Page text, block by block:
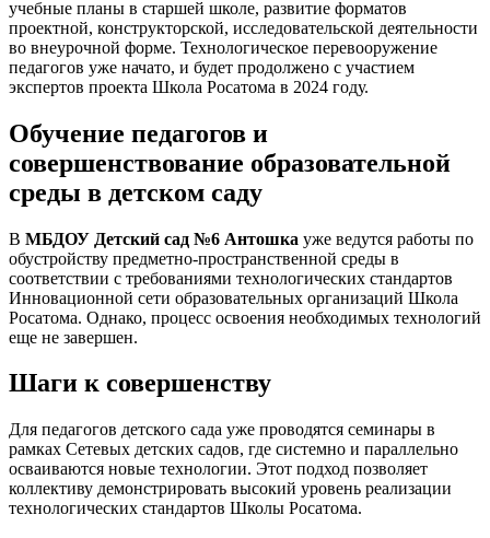
учебные планы в старшей школе, развитие форматов
проектной, конструкторской, исследовательской деятельности
во внеурочной форме. Технологическое перевооружение
педагогов уже начато, и будет продолжено с участием
экспертов проекта Школа Росатома в 2024 году.
Обучение педагогов и
совершенствование образовательной
среды в детском саду
В МБДОУ Детский сад №6 Антошка уже ведутся работы по
обустройству предметно-пространственной среды в
соответствии с требованиями технологических стандартов
Инновационной сети образовательных организаций Школа
Росатома. Однако, процесс освоения необходимых технологий
еще не завершен.
Шаги к совершенству
Для педагогов детского сада уже проводятся семинары в
рамках Сетевых детских садов, где системно и параллельно
осваиваются новые технологии. Этот подход позволяет
коллективу демонстрировать высокий уровень реализации
технологических стандартов Школы Росатома.